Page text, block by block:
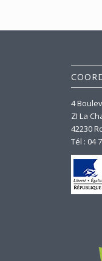
4
ZI La
42230
Tél : 04